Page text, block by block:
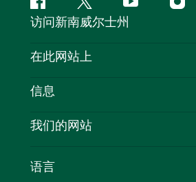
Facebook叽
叽
喳
YouTube
访问新南威尔士州
联系我们
隐私
Cookie 通知
在此网站上
目的地
新南威尔士州公路旅行
活动
信息
旅行信息
新南威尔士州的商业
我们的网站
语言